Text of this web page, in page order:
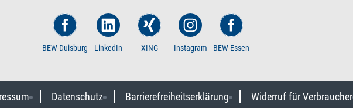
BEW-Duisburg LinkedIn XING Instagram BEW-Essen
Datenschutz Barrierefreiheitserklärung Widerruf für Verbraucher